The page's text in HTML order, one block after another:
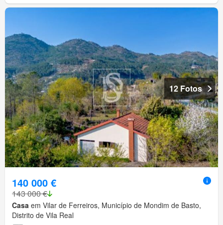
12 Fotos
140 000 €
143 000 €
Casa em Vilar de Ferreiros, Município de Mondim de Basto,
Distrito de Vila Real